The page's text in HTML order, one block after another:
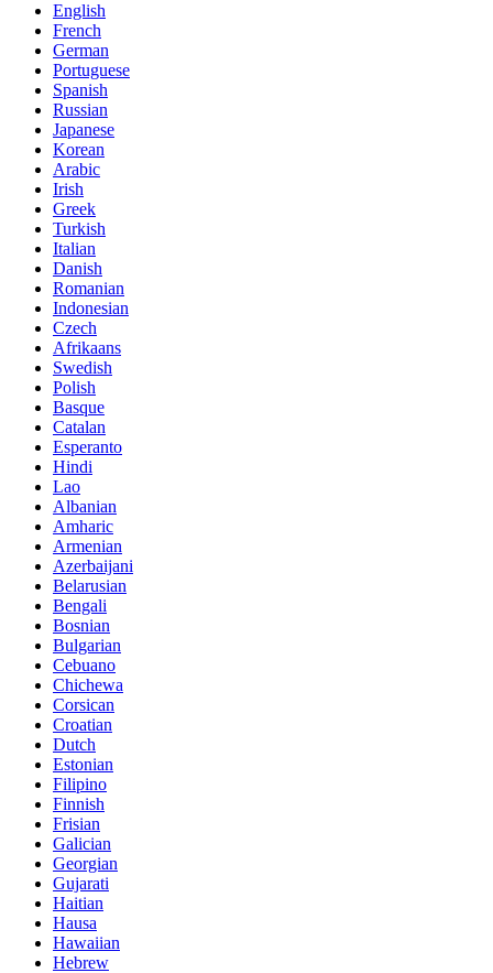
English
French
German
Portuguese
Spanish
Russian
Japanese
Korean
Arabic
Irish
Greek
Turkish
Italian
Danish
Romanian
Indonesian
Czech
Afrikaans
Swedish
Polish
Basque
Catalan
Esperanto
Hindi
Lao
Albanian
Amharic
Armenian
Azerbaijani
Belarusian
Bengali
Bosnian
Bulgarian
Cebuano
Chichewa
Corsican
Croatian
Dutch
Estonian
Filipino
Finnish
Frisian
Galician
Georgian
Gujarati
Haitian
Hausa
Hawaiian
Hebrew